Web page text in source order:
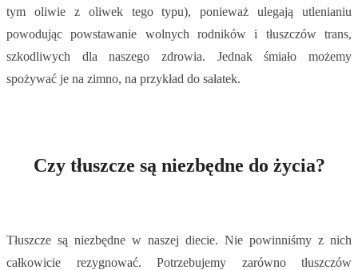
tym oliwie z oliwek tego typu), ponieważ ulegają utlenianiu
powodując powstawanie wolnych rodników i tłuszczów trans,
szkodliwych dla naszego zdrowia. Jednak śmiało możemy
spożywać je na zimno, na przykład do sałatek.
Czy tłuszcze są niezbędne do życia?
Tłuszcze są niezbędne w naszej diecie. Nie powinniśmy z nich
całkowicie rezygnować. Potrzebujemy zarówno tłuszczów